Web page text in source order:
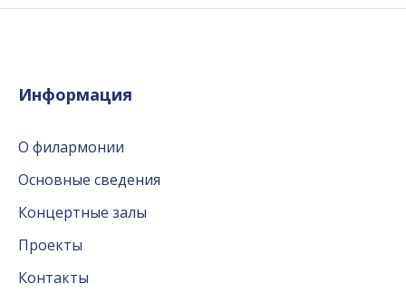
Информация
О филармонии
Основные сведения
Концертные залы
Проекты
Контакты